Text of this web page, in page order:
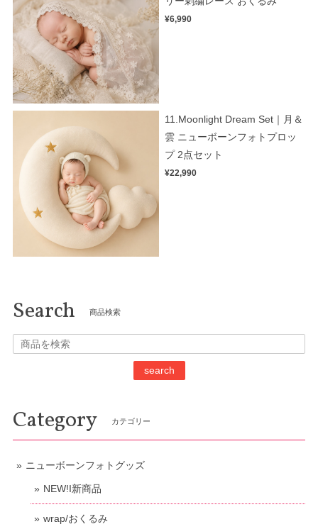
¥6,990
11.Moonlight Dream Set｜月＆
雲 ニューボーンフォトプロッ
プ 2点セット
¥22,990
Search 商品検索
search
Category カテゴリー
ニューボーンフォトグッズ
NEW!I新商品
wrap/おくるみ